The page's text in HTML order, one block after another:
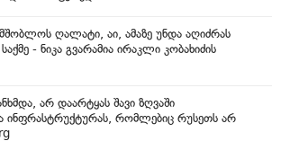
ღალატი, აი, ამაზე უნდა აღიძრას
- ნიკა გვარამია ირაკლი კობახიძის
არ დაარტყას შავი ზღვაში
ინფრასტრუქტურას, რომლებიც რუსეთს არ